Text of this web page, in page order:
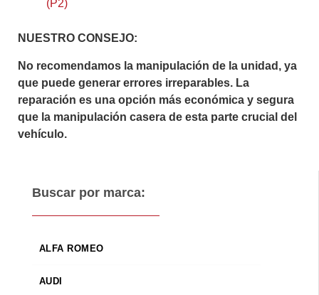
Buscar por marca:
ALFA ROMEO
AUDI
(P2)
NUESTRO CONSEJO:
No recomendamos la manipulación de la unidad, ya
que puede generar errores irreparables. La
reparación es una opción más económica y segura
que la manipulación casera de esta parte crucial del
vehículo.